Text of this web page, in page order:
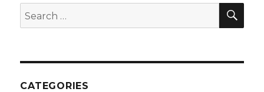
Search
for:
CATEGORIES